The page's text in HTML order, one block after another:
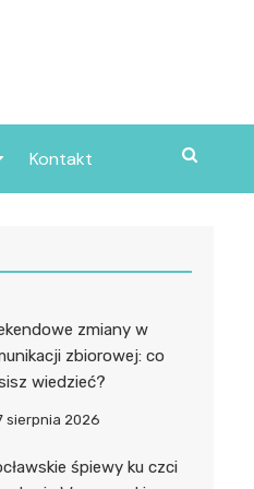
Kontakt
zmiany w
zbiorowej: co
wiedzieć?
sierpnia 2026
śpiewy ku czci